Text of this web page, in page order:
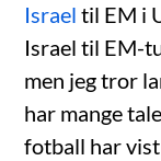
Israel til EM i
Israel til EM-
men jeg tror
har mange
fotball har